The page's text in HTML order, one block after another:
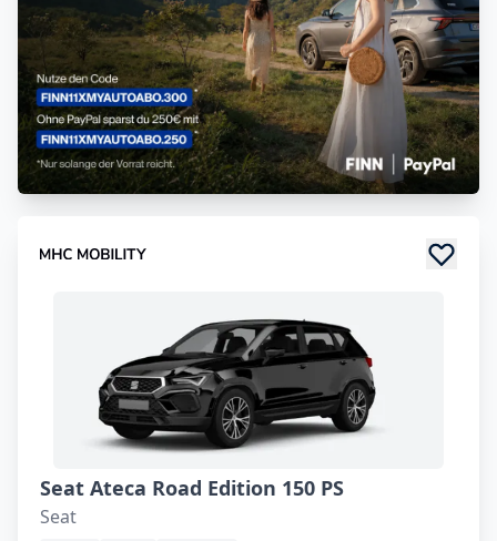
Seat Ateca Road Edition 150 PS
Seat